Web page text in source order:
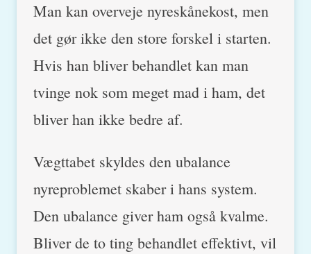
Man kan overveje nyreskånekost, men
det gør ikke den store forskel i starten.
Hvis han bliver behandlet kan man
tvinge nok som meget mad i ham, det
bliver han ikke bedre af.
Vægttabet skyldes den ubalance
nyreproblemet skaber i hans system.
Den ubalance giver ham også kvalme.
Bliver de to ting behandlet effektivt, vil